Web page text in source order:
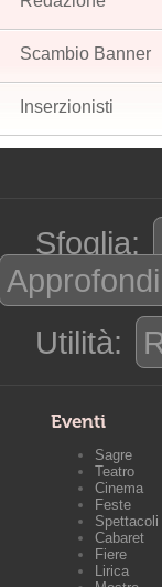
Scambio Banner
Inserzionisti
Sfoglia:
Utilità:
Eventi
Sagre
Teatro
Cinema
Feste
Spettacoli
Cabaret
Fiere
Lirica